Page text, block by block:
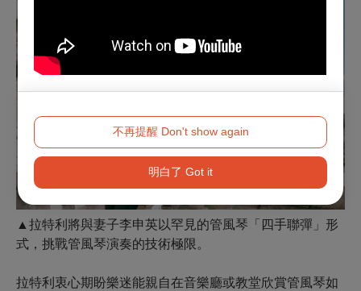
不再提醒 Don't show again
明白了 Got it
▲拉特利將與妻子李申英以罕見的管風琴「四手聯彈」形
式，挑戰管風琴演奏的技術極限。
拉特利衷心期盼樂迷能親自在音樂廳或教堂欣賞管風琴如